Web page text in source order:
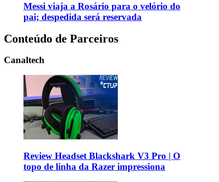
Messi viaja a Rosário para o velório do
pai; despedida será reservada
Conteúdo de Parceiros
Canaltech
Review Headset Blackshark V3 Pro | O
topo de linha da Razer impressiona